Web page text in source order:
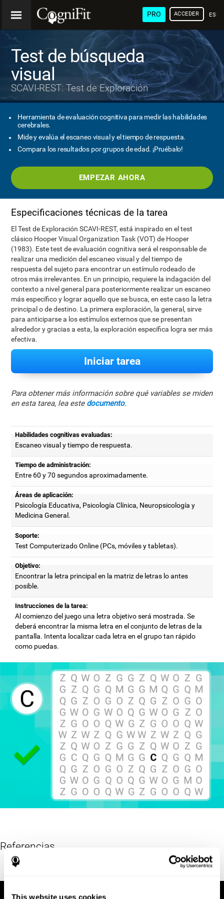
This website uses cookies
PRO ACCEDER
Test de búsqueda
visual
SCAVI-REST: Test de Exploración
Herramienta de evaluación cognitiva para medir las habilidades
cerebrales.
Mide y evalúa el escaneo visual y el tiempo de respuesta.
Compara los resultados por grupos de edad. ¡Pruébalo!
EMPEZAR AHORA
Especificaciones técnicas de la tarea
El Test de Exploración SCAVI-REST, está inspirado en el test
clásico Hooper Visual Organization Task (VOT) de Hooper
(1983). Este test de evaluación cognitiva será el responsable de
realizar una medición del escaneo visual y del tiempo de
respuesta del sujeto para encontrar un estímulo rodeado de
otros más irrelevantes. En un principio, requiere la indagación del
contexto a nivel general para posteriormente realizar un escaneo
más específico y lograr aquello que se busca, en este caso la letra
principal o de destino. La primera exploración, la general, sirve
para anticiparse a los estímulos externos que se presentan
alrededor y gracias a esta, la exploración específica logra ser más
efectiva.
Iniciar tarea
Para obtener más información sobre qué variables se miden
en esta tarea, lea este documento.
Habilidades cognitivas evaluadas:
Escaneo visual y tiempo de respuesta.
Tiempo de administración:
Entre 60 y 70 segundos aproximadamente.
Áreas de aplicación:
Psicología Educativa, Psicología Clínica, Neuropsicología y
Medicina General.
Soporte:
Test Computerizado Online (PCs, móviles y tabletas).
Objetivo:
Encontrar la letra principal en la matriz de letras lo antes
posible.
Instrucciones de la tarea:
Al comienzo del juego una letra objetivo será mostrada. Se
deberá encontrar la misma letra en el conjunto de letras de la
pantalla. Intenta localizar cada letra en el grupo tan rápido
como puedas.
Referencias
Hooper, E. H (1983). Hooper visual organization test (VOT).